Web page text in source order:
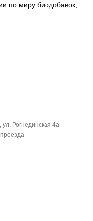
по миру биодобавок,
его с
ул. Рогнединская 4а